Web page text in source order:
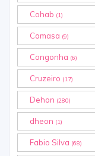
Cohab (1)
Comasa (9)
Congonha (6)
Cruzeiro (17)
Dehon (280)
dheon (1)
Fabio Silva (68)